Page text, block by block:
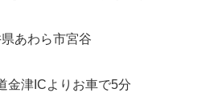
あわら市宮谷
金津ICよりお車で5分